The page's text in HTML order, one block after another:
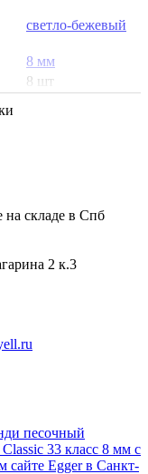
светло-бежевый
8 мм
8 шт
складе в Спб
2 к.3
песочный
33 класс 8 мм с
сайте Egger в Санкт-